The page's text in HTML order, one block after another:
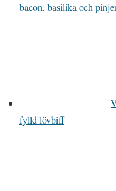
bacon, basilika och
fylld lövbiff